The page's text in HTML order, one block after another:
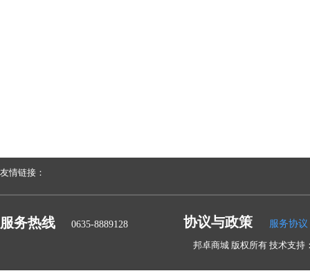
友情链接：
服务热线 0635-8889128 协议与政策 服务协议
邦卓商城 版权所有 技术支持